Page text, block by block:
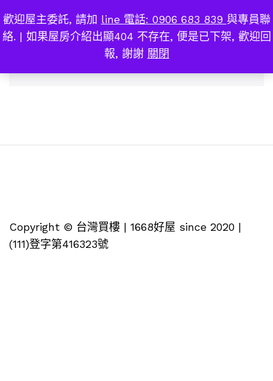
歡迎屋主委託, 請加 line 電話: 0906 683 839 與專員聯
絡. | 如果屋房介紹出顯404 不存在, 便是已下架, 歡迎回
報, 謝謝 關閉
三車位 0
Copyright © 台灣買樓 | 1668好屋 since 2020 |
(111)登字第416323號